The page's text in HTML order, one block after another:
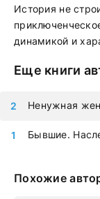
История не
динамикой и
Еще книги
Бывшие.
Ненужная
Похожие